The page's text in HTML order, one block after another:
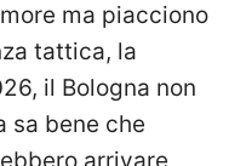
ma piacciono
tattica, la
il Bologna non
sa bene che